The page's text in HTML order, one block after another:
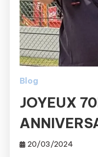
Blog
JOYEUX
20/03/2024